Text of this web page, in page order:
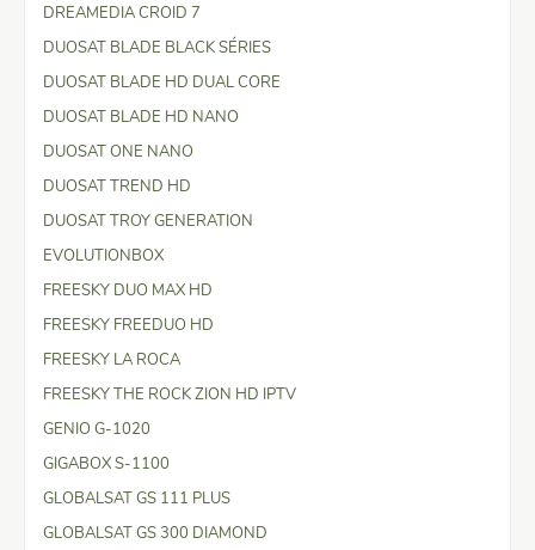
DREAMEDIA CROID 7
DUOSAT BLADE BLACK SÉRIES
DUOSAT BLADE HD DUAL CORE
DUOSAT BLADE HD NANO
DUOSAT ONE NANO
DUOSAT TREND HD
DUOSAT TROY GENERATION
EVOLUTIONBOX
FREESKY DUO MAX HD
FREESKY FREEDUO HD
FREESKY LA ROCA
FREESKY THE ROCK ZION HD IPTV
GENIO G-1020
GIGABOX S-1100
GLOBALSAT GS 111 PLUS
GLOBALSAT GS 300 DIAMOND